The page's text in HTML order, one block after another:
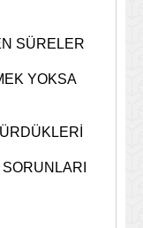
SÜRELER
YOKSA